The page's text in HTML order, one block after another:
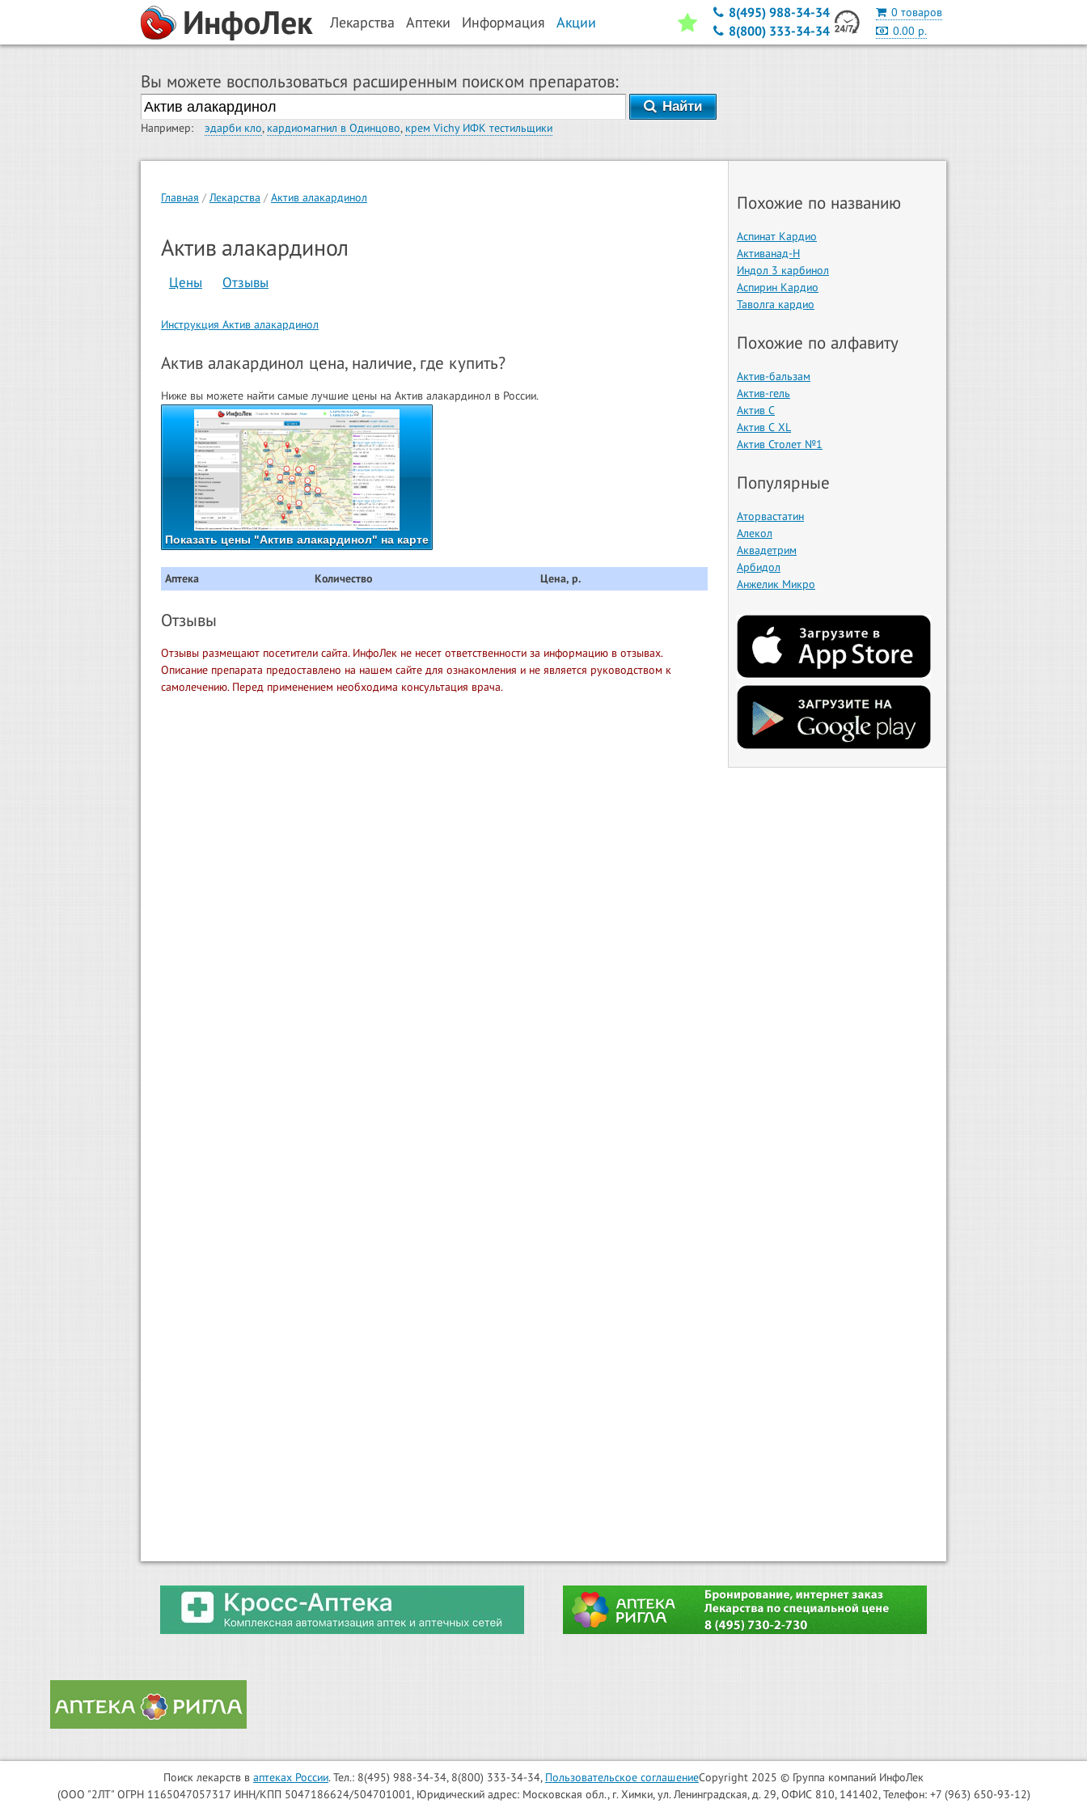
ИнфоЛек Лекарства Аптеки Информация Акции
0 товаров
0.00 р.
8(495) 988-34-34
8(800) 333-34-34
Вы можете воспользоваться расширенным поиском препаратов:
Найти
Например: эдарби кло, кардиомагнил в Одинцово, крем Vichy ИФК тестильщики
Главная Лекарства Актив алакардинол
Актив алакардинол
Цены Отзывы
Инструкция Актив алакардинол
Актив алакардинол цена, наличие, где купить?
Ниже вы можете найти самые лучшие цены на Актив алакардинол в России.
Показать цены "Актив алакардинол" на карте
Аптека Количество Цена, р.
Отзывы
Отзывы размещают посетители сайта. ИнфоЛек не несет ответственности за информацию в отзывах.
Описание препарата предоставлено на нашем сайте для ознакомления и не является руководством к
самолечению. Перед применением необходима консультация врача.
Похожие по названию
Аспинат Кардио
Активанад-Н
Индол 3 карбинол
Аспирин Кардио
Таволга кардио
Похожие по алфавиту
Актив-бальзам
Актив-гель
Актив С
Актив С XL
Актив Столет №1
Популярные
Аторвастатин
Алекол
Аквадетрим
Арбидол
Анжелик Микро
Поиск лекарств в аптеках России. Тел.: 8(495) 988-34-34, 8(800) 333-34-34, Пользовательское соглашениеCopyright 2025 © Группа компаний ИнфоЛек
(ООО "2ЛТ" ОГРН 1165047057317 ИНН/КПП 5047186624/504701001, Юридический адрес: Московская обл., г. Химки, ул. Ленинградская, д. 29, ОФИС 810, 141402, Телефон: +7 (963) 650-93-12)